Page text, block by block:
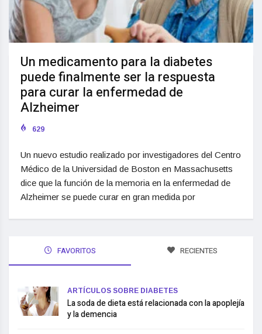
Un medicamento para la diabetes
puede finalmente ser la respuesta
para curar la enfermedad de
Alzheimer
629
Un nuevo estudio realizado por investigadores del Centro
Médico de la Universidad de Boston en Massachusetts
dice que la función de la memoria en la enfermedad de
Alzheimer se puede curar en gran medida por
FAVORITOS RECIENTES
ARTÍCULOS SOBRE DIABETES
La soda de dieta está relacionada con la apoplejía
y la demencia